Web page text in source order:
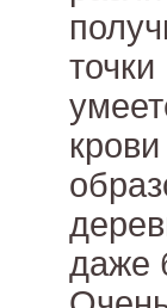
даже